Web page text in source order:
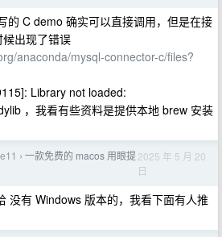
的 C demo 确实可以直接调用，但是在接
出现了错误
anaconda/mysql-connector-c/files?
Library not loaded:
，我看有些资料是提供本地 brew 安装
› 一款免费的 macos 用眼提 2025 年 5 月 20
日
没有 Windows 版本的，我看下面有人推